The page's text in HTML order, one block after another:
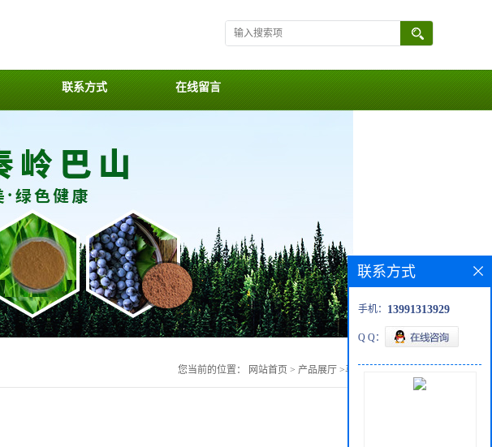
联系方式 在线留言
您当前的位置： 网站首页 > 产品展厅 >马勃提取物价格
联系方式
手机： 13991313929
Q Q：